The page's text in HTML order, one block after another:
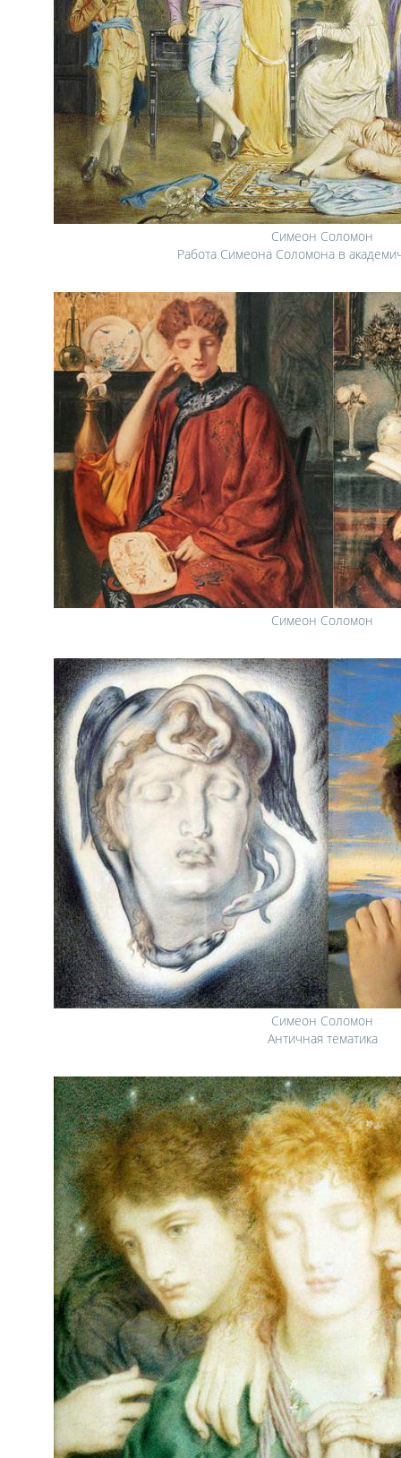
Симеон Соломон
Работа Симеона Соломона в
Симеон Соломон
Симеон Соломон
Античная тематика